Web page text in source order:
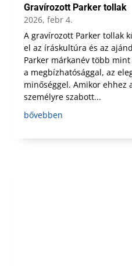
Gravírozott Parker tollak
2026, febr 4.
A gravírozott Parker tollak
el az íráskultúra és az
Parker márkanév több
a megbízhatósággal, az
minőséggel. Amikor ehhez
személyre szabott...
bővebben